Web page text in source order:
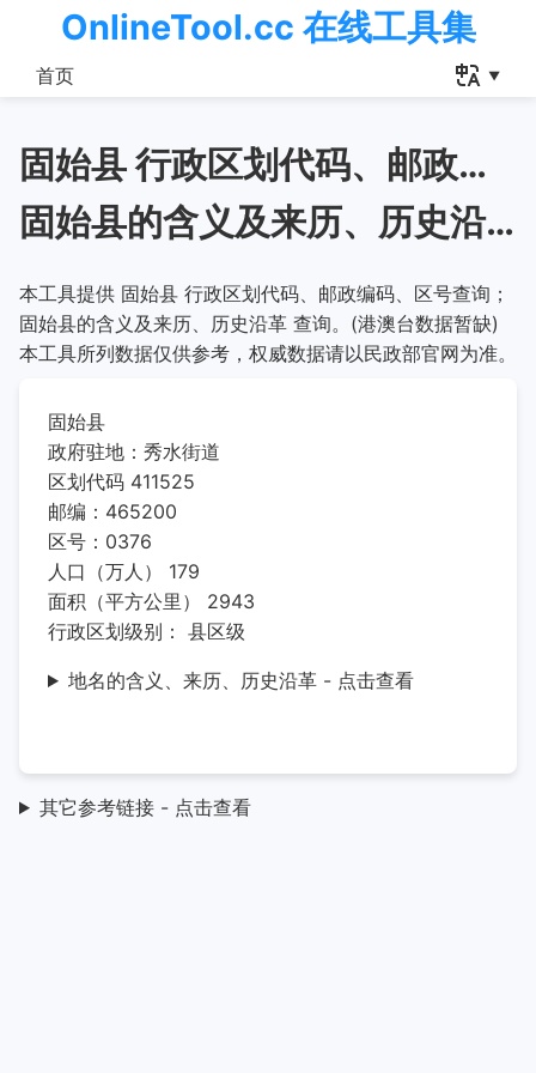
OnlineTool.cc 在线工具集
首页
固始县 行政区划代码、邮政编码、区号查询
固始县的含义及来历、历史沿革
本工具提供 固始县 行政区划代码、邮政编码、区号查询；
固始县的含义及来历、历史沿革 查询。(港澳台数据暂缺)
本工具所列数据仅供参考，权威数据请以民政部官网为准。
固始县
政府驻地：秀水街道
区划代码 411525
邮编：465200
区号：0376
人口（万人） 179
面积（平方公里） 2943
行政区划级别： 县区级
地名的含义、来历、历史沿革 - 点击查看
其它参考链接 - 点击查看